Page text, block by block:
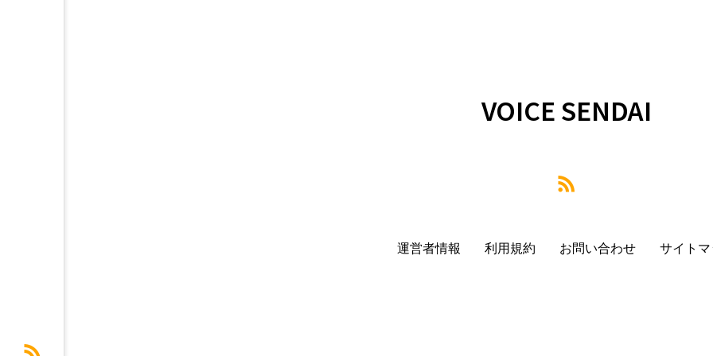
VOICE SENDAI
運営者情報 利用規約 お問い合わせ サイト